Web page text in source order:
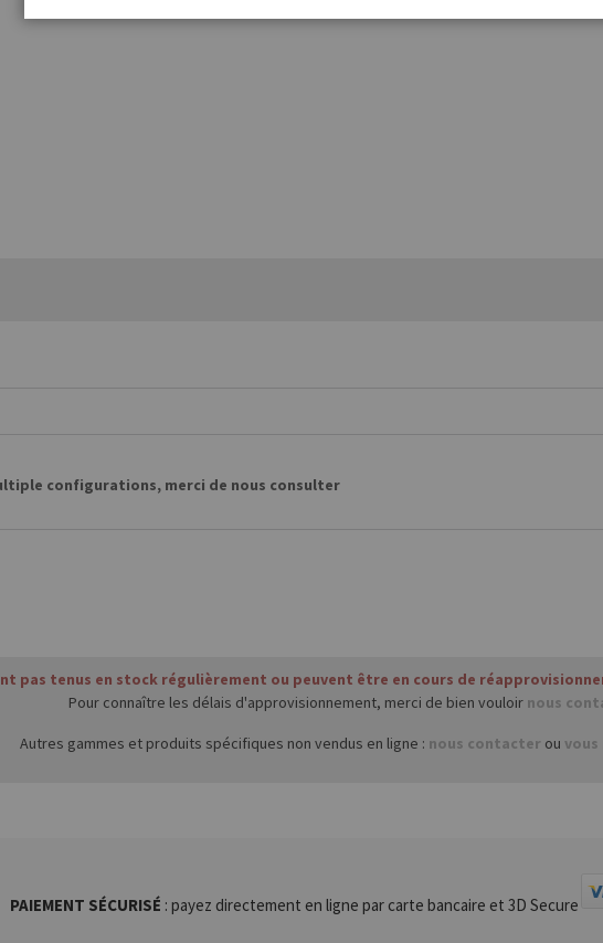
configurations, merci de nous consulter
pas tenus en stock régulièrement ou peuvent être en cours de
Pour connaître les délais d'approvisionnement, merci de bien vouloir nous
Autres gammes et produits spécifiques non vendus en ligne : nous contacter ou
PAIEMENT SÉCURISÉ : payez directement en ligne par carte bancaire et 3D Secure